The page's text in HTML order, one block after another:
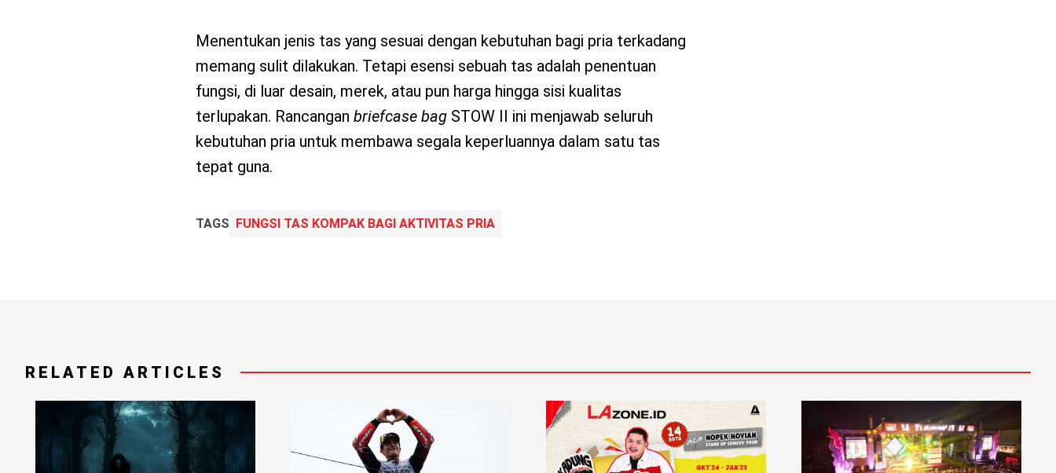
Menentukan jenis tas yang sesuai dengan kebutuhan bagi pria terkadang
memang sulit dilakukan. Tetapi esensi sebuah tas adalah penentuan
fungsi, di luar desain, merek, atau pun harga hingga sisi kualitas
terlupakan. Rancangan briefcase bag STOW II ini menjawab seluruh
kebutuhan pria untuk membawa segala keperluannya dalam satu tas
tepat guna.
TAGS FUNGSI TAS KOMPAK BAGI AKTIVITAS PRIA
RELATED ARTICLES